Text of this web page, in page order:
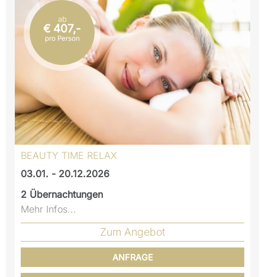
BEAUTY TIME RELAX
03.01. - 20.12.2026
2 Übernachtungen
ab
€ 407,-
pro Person
Mehr Infos...
Zum Angebot
ANFRAGE